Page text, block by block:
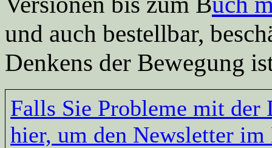
und auch bestellbar,
Denkens der Bewegung
Falls Sie Probleme mit der
hier, um den Newsletter